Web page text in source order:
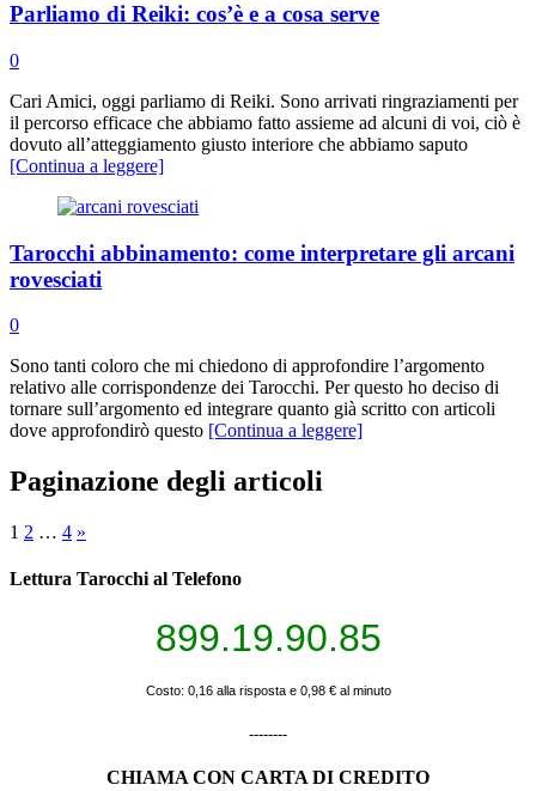
Parliamo di Reiki: cos’è e a cosa serve
0
Cari Amici, oggi parliamo di Reiki. Sono arrivati ringraziamenti per
il percorso efficace che abbiamo fatto assieme ad alcuni di voi, ciò è
dovuto all’atteggiamento giusto interiore che abbiamo saputo
[Continua a leggere]
Tarocchi abbinamento: come interpretare gli arcani
rovesciati
0
Sono tanti coloro che mi chiedono di approfondire l’argomento
relativo alle corrispondenze dei Tarocchi. Per questo ho deciso di
tornare sull’argomento ed integrare quanto già scritto con articoli
dove approfondirò questo [Continua a leggere]
Paginazione degli articoli
1 2 … 4 »
Lettura Tarocchi al Telefono
899.19.90.85
Costo: 0,16 alla risposta e 0,98 € al minuto
--------
CHIAMA CON CARTA DI CREDITO